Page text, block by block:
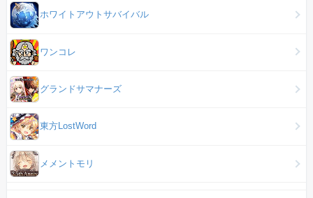
ホワイトアウトサバイバル
ワンコレ
グランドサマナーズ
東方LostWord
メメントモリ